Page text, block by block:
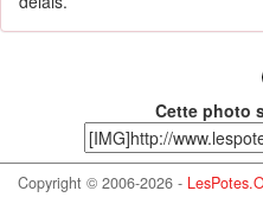
Cette photo
Copyright © 2006-2026 -